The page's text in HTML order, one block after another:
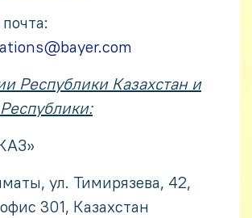
Республики Казахстан и
ул. Тимирязева, 42,
301, Казахстан